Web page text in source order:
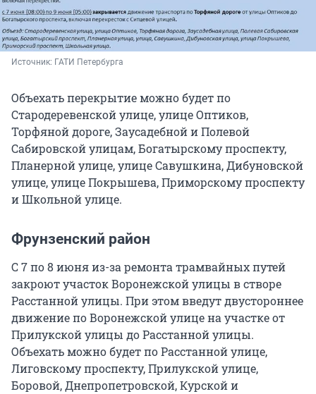
Источник: ГАТИ Петербурга
Объехать перекрытие можно будет по
Стародеревенской улице, улице Оптиков,
Торфяной дороге, Заусадебной и Полевой
Сабировской улицам, Богатырскому проспекту,
Планерной улице, улице Савушкина, Дибуновской
улице, улице Покрышева, Приморскому проспекту
и Школьной улице.
Фрунзенский район
С 7 по 8 июня из-за ремонта трамвайных путей
закроют участок Воронежской улицы в створе
Расстанной улицы. При этом введут двустороннее
движение по Воронежской улице на участке от
Прилукской улицы до Расстанной улицы.
Объехать можно будет по Расстанной улице,
Лиговскому проспекту, Прилукской улице,
Боровой, Днепропетровской, Курской и